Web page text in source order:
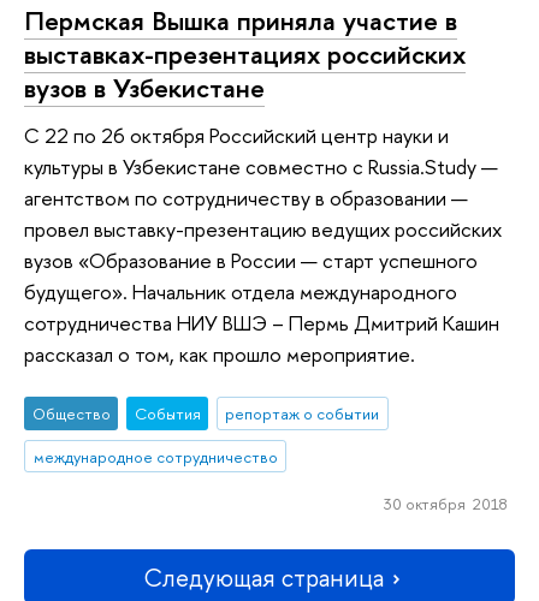
Пермская Вышка приняла участие в
выставках-презентациях российских
вузов в Узбекистане
С 22 по 26 октября Российский центр науки и
культуры в Узбекистане совместно с Russia.Study —
агентством по сотрудничеству в образовании —
провел выставку-презентацию ведущих российских
вузов «Образование в России — старт успешного
будущего». Начальник отдела международного
сотрудничества НИУ ВШЭ – Пермь Дмитрий Кашин
рассказал о том, как прошло мероприятие.
Общество События
репортаж о событии
международное сотрудничество
30 октября 2018
Следующая страница